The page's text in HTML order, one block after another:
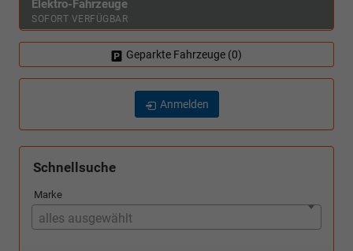
Elektro-Fahrzeuge
SOFORT VERFÜGBAR
Geparkte Fahrzeuge (0)
Anmelden
Schnellsuche
Marke
alles ausgewählt